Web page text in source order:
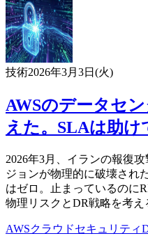
技術2026年3月3日(火)
AWSのデータセ
えた。SLAは助け
2026年3月、イランの報復
ジョンが物理的に破壊され
はゼロ。止まっているのに
物理リスクとDR戦略を考え
AWSクラウドセキュリティ